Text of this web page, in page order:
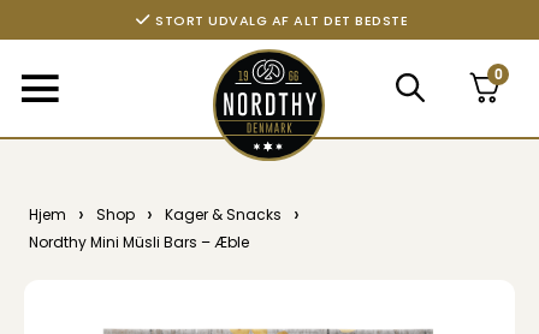
STORT UDVALG AF ALT DET BEDSTE
0
Hjem › Shop › Kager & Snacks ›
Nordthy Mini Müsli Bars – Æble